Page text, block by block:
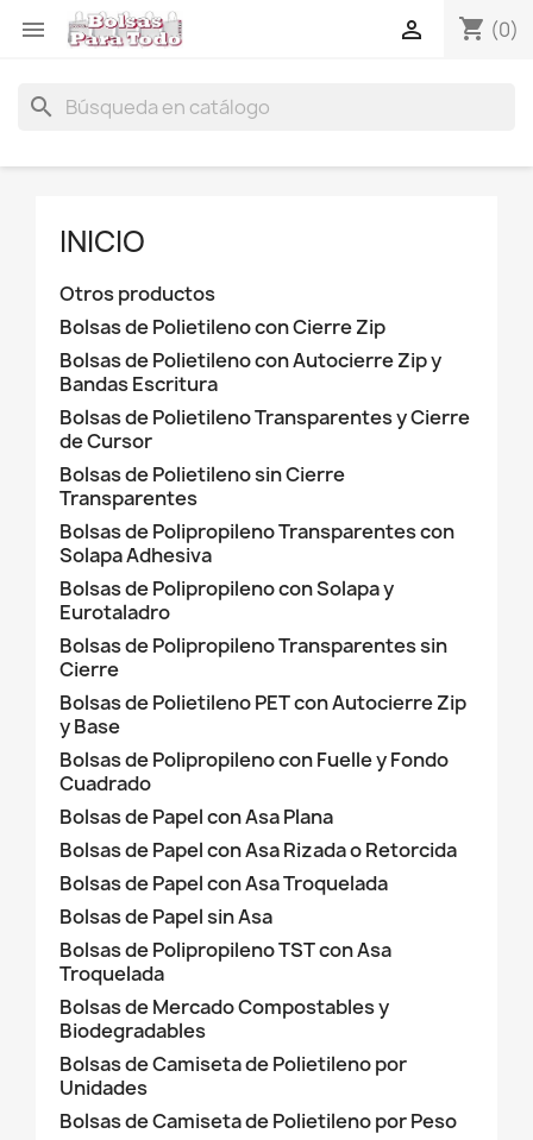
 shopping_cart (0)

search
INICIO
Otros productos
Bolsas de Polietileno con Cierre Zip
Bolsas de Polietileno con Autocierre Zip y
Bandas Escritura
Bolsas de Polietileno Transparentes y Cierre
de Cursor
Bolsas de Polietileno sin Cierre
Transparentes
Bolsas de Polipropileno Transparentes con
Solapa Adhesiva
Bolsas de Polipropileno con Solapa y
Eurotaladro
Bolsas de Polipropileno Transparentes sin
Cierre
Bolsas de Polietileno PET con Autocierre Zip
y Base
Bolsas de Polipropileno con Fuelle y Fondo
Cuadrado
Bolsas de Papel con Asa Plana
Bolsas de Papel con Asa Rizada o Retorcida
Bolsas de Papel con Asa Troquelada
Bolsas de Papel sin Asa
Bolsas de Polipropileno TST con Asa
Troquelada
Bolsas de Mercado Compostables y
Biodegradables
Bolsas de Camiseta de Polietileno por
Unidades
Bolsas de Camiseta de Polietileno por Peso